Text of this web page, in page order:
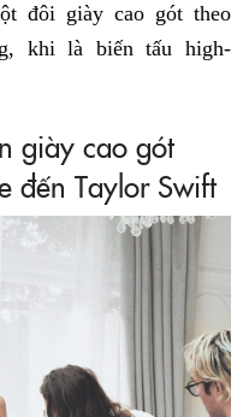
đôi giày cao gót theo
khi là biến tấu high-
giày cao gót
đến Taylor Swift